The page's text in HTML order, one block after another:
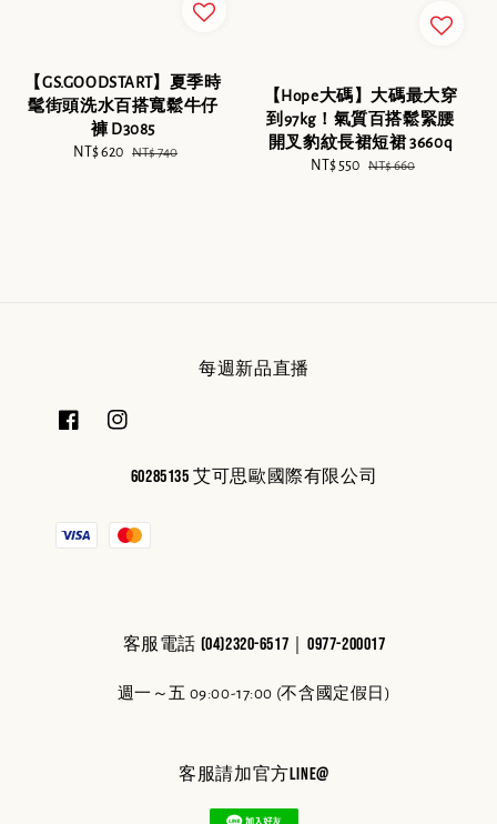
【GS.GOODSTART】夏季時
髦街頭洗水百搭寬鬆牛仔
褲 D3085
Sale
NT$ 620 Regular
NT$ 740
【Hope大碼】大碼最大穿
到97kg！氣質百搭鬆緊腰
開叉豹紋長裙短裙 3660q
Sale
NT$ 550 Regular
NT$ 660
每週新品直播
60285135 艾可思歐國際有限公司
客服電話 (04)2320-6517｜0977-200017
週一～五 09:00-17:00 (不含國定假日)
客服請加官方line@